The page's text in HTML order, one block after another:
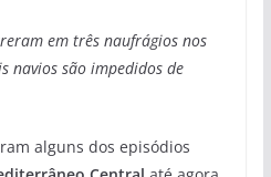
em três naufrágios nos
navios são impedidos de
alguns dos episódios